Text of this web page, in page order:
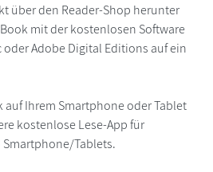
über den Reader-Shop herunter
mit der kostenlosen Software
oder Adobe Digital Editions auf ein
auf Ihrem Smartphone oder Tablet
kostenlose Lese-App für
Tablets.